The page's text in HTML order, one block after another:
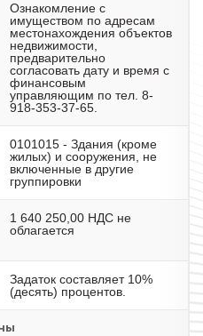
Ознакомление с
имуществом по адресам
местонахождения объектов
недвижимости,
предварительно
согласовать дату и время с
финансовым
управляющим по тел. 8-
918-353-37-65.
0101015 - Здания (кроме
жилых) и сооружения, не
включенные в другие
группировки
1 640 250,00 НДС не
облагается
Задаток составляет 10%
(десять) процентов.